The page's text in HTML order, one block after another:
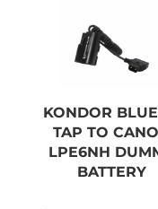
KONDOR
TAP TO
LPE6NH
BATTERY